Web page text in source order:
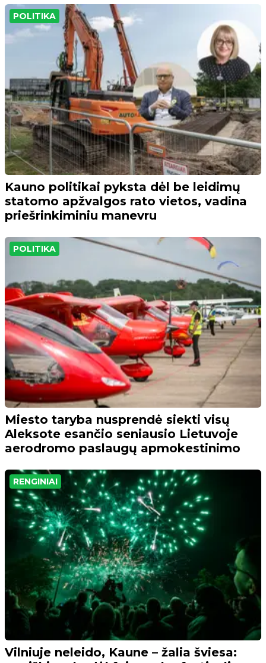
POLITIKA
Kauno politikai pyksta dėl be leidimų
statomo apžvalgos rato vietos, vadina
priešrinkiminiu manevru
POLITIKA
Miesto taryba nusprendė siekti visų
Aleksote esančio seniausio Lietuvoje
aerodromo paslaugų apmokestinimo
RENGINIAI
Vilniuje neleido, Kaune – žalia šviesa: